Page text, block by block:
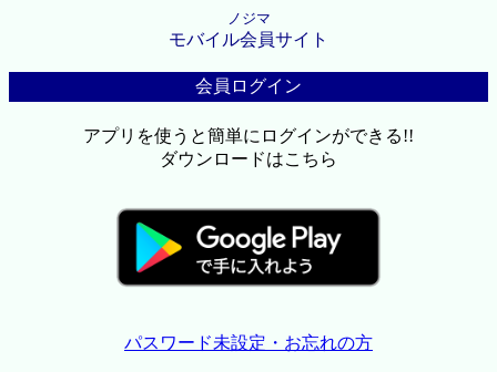
ノジマ
モバイル会員サイト
会員ログイン
アプリを使うと簡単にログインができる!!
ダウンロードはこちら
パスワード未設定・お忘れの方